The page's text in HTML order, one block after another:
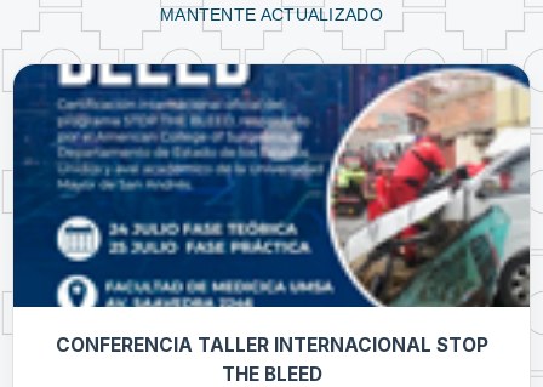
MANTENTE ACTUALIZADO
CONFERENCIA TALLER INTERNACIONAL STOP
THE BLEED